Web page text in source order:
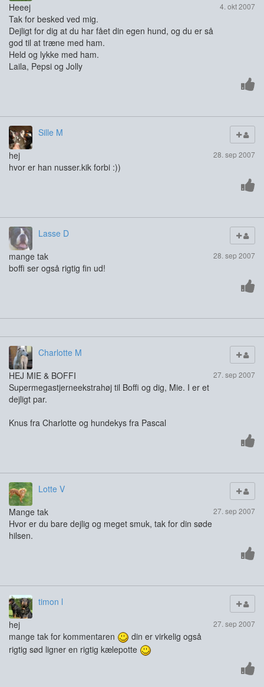
4. okt 2007
Heeej
Tak for besked ved mig.
Dejligt for dig at du har fået din egen hund, og du er så
god til at træne med ham.
Held og lykke med ham.
Laila, Pepsi og Jolly
Sille M
28. sep 2007
hej
hvor er han nusser.kik forbi :))
Lasse D
28. sep 2007
mange tak
boffi ser også rigtig fin ud!
Charlotte M
27. sep 2007
HEJ MIE & BOFFI
Supermegastjerneekstrahøj til Boffi og dig, Mie. I er et
dejligt par.
Knus fra Charlotte og hundekys fra Pascal
Lotte V
27. sep 2007
Mange tak
Hvor er du bare dejlig og meget smuk, tak for din søde
hilsen.
timon l
27. sep 2007
hej
mange tak for kommentaren
din er virkelig også
rigtig sød ligner en rigtig kælepotte